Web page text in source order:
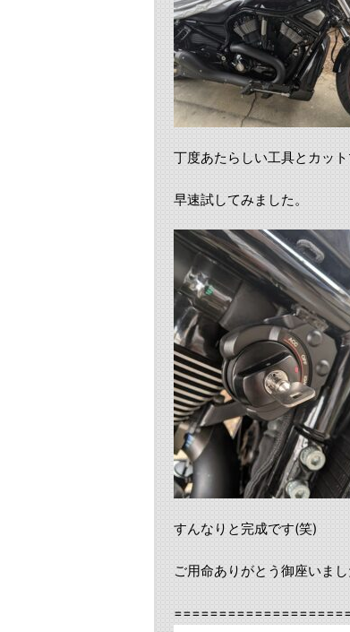
丁度あたらしい工具とカッ
早速試してみました。
すんなりと完成です(笑)
ご用命ありがとう御座いまし